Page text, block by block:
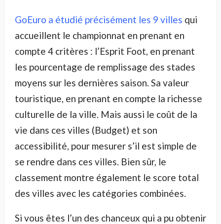
GoEuro a étudié précisément les 9 villes qui
accueillent le championnat en prenant en
compte 4 critères : l’Esprit Foot, en prenant
les pourcentage de remplissage des stades
moyens sur les dernières saison. Sa valeur
touristique, en prenant en compte la richesse
culturelle de la ville. Mais aussi le coût de la
vie dans ces villes (Budget) et son
accessibilité, pour mesurer s’il est simple de
se rendre dans ces villes. Bien sûr, le
classement montre également le score total
des villes avec les catégories combinées.
Si vous êtes l’un des chanceux qui a pu obtenir